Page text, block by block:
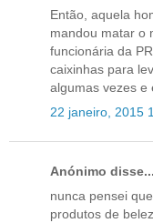
Então, aquela
mandou matar o
funcionária da
caixinhas para
algumas vezes e
22 janeiro, 2015
Anónimo disse...
nunca pensei
produtos de